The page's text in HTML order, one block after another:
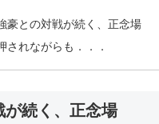
豪との対戦が続く、正念場
されながらも．．．
が続く、正念場